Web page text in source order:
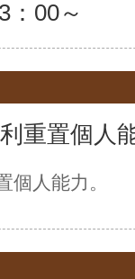
：00～
重置個人
人能力。